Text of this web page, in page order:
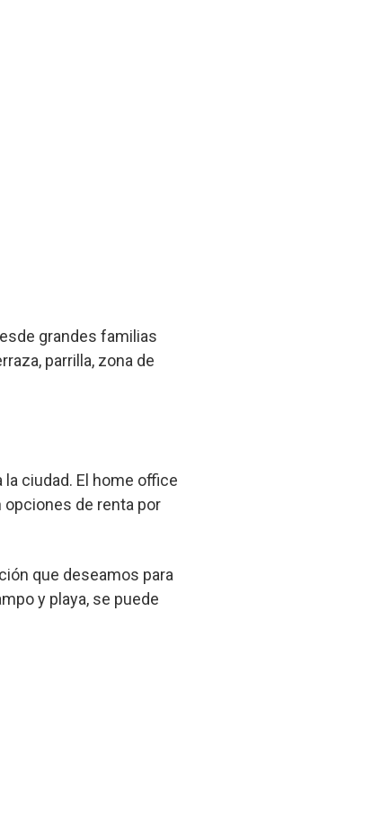
grandes familias
parrilla, zona de
ciudad. El home office
de renta por
que deseamos para
y playa, se puede